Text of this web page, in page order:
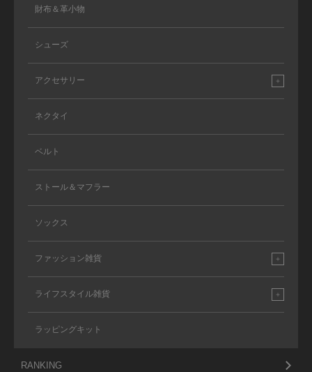
財布＆革小物
シューズ
アクセサリー
ネクタイ
ベルト
ストール＆マフラー
ソックス
ファッション雑貨
ライフスタイル雑貨
ラッピングキット
RANKING